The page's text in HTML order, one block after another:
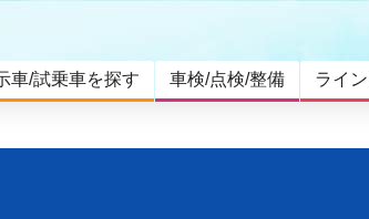
車/試乗車を探す 車検/点検/整備 ライ